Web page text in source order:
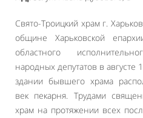
Свято-Троицкий храм г.
общине Харьковской
областного
народных депутатов в августе
здании бывшего храма
век пекарня. Трудами
храм на протяжении всех